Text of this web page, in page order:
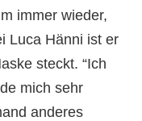
immer wieder,
Luca Hänni ist er
steckt. “Ich
mich sehr
anderes